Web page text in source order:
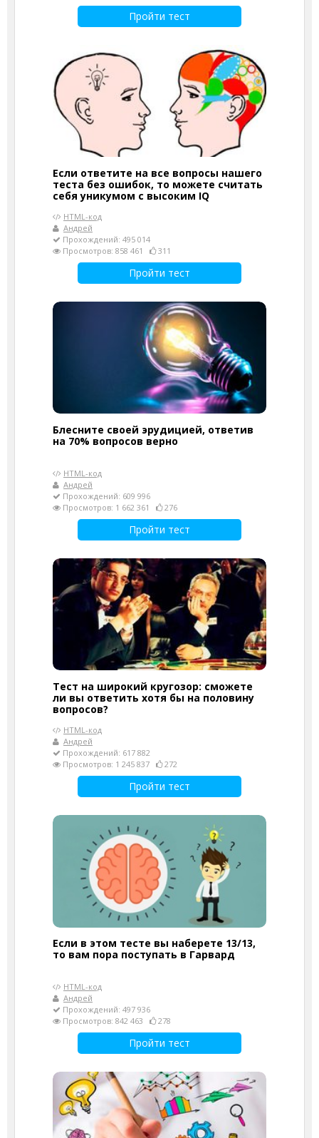
Пройти тест
Если ответите на все вопросы нашего
теста без ошибок, то можете считать
себя уникумом с высоким IQ
HTML-код
Андрей
Прохождений: 495 014
Просмотров: 858 461
311
Пройти тест
Блесните своей эрудицией, ответив
на 70% вопросов верно
HTML-код
Андрей
Прохождений: 609 996
Просмотров: 1 662 361
276
Пройти тест
Тест на широкий кругозор: сможете
ли вы ответить хотя бы на половину
вопросов?
HTML-код
Андрей
Прохождений: 617 882
Просмотров: 1 245 837
272
Пройти тест
Если в этом тесте вы наберете 13/13,
то вам пора поступать в Гарвард
HTML-код
Андрей
Прохождений: 497 936
Просмотров: 842 463
278
Пройти тест